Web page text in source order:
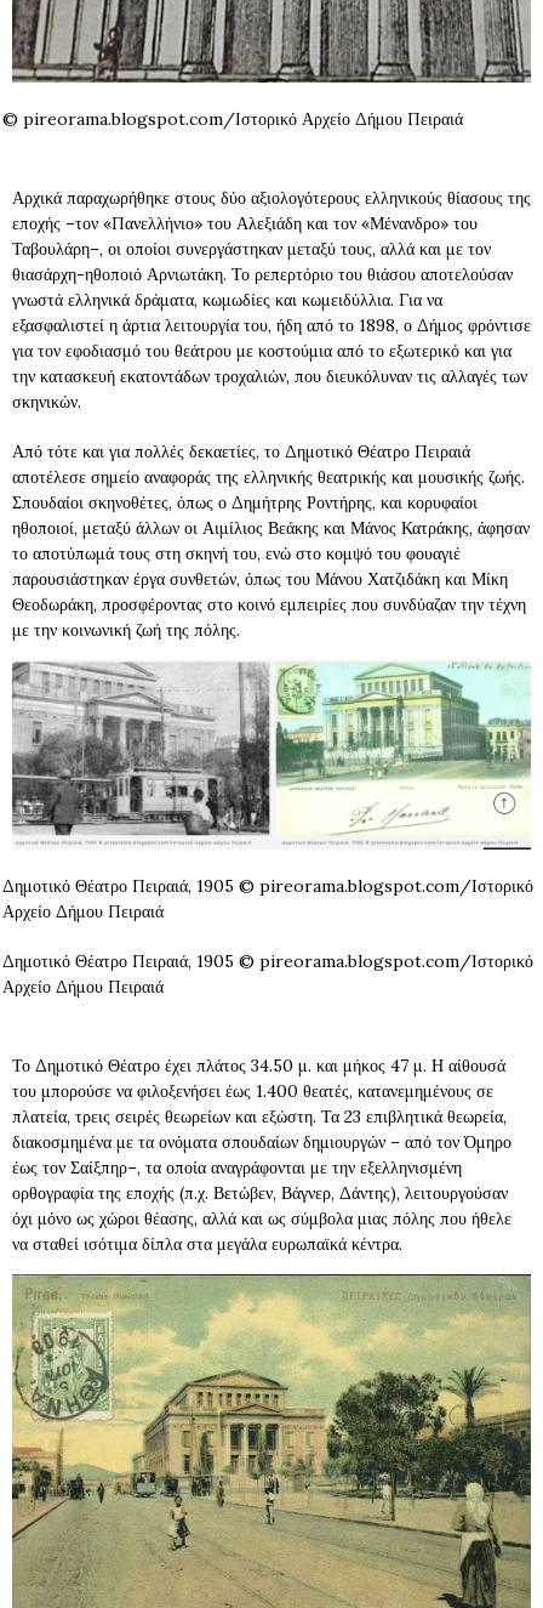
© pireorama.blogspot.com/Ιστορικό Αρχείο Δήμου Πειραιά
Αρχικά παραχωρήθηκε στους δύο αξιολογότερους ελληνικούς θίασους της
εποχής –τον «Πανελλήνιο» του Αλεξιάδη και τον «Μένανδρο» του
Ταβουλάρη–, οι οποίοι συνεργάστηκαν μεταξύ τους, αλλά και με τον
θιασάρχη-ηθοποιό Αρνιωτάκη. Το ρεπερτόριο του θιάσου αποτελούσαν
γνωστά ελληνικά δράματα, κωμωδίες και κωμειδύλλια. Για να
εξασφαλιστεί η άρτια λειτουργία του, ήδη από το 1898, ο Δήμος φρόντισε
για τον εφοδιασμό του θεάτρου με κοστούμια από το εξωτερικό και για
την κατασκευή εκατοντάδων τροχαλιών, που διευκόλυναν τις αλλαγές των
σκηνικών.
Από τότε και για πολλές δεκαετίες, το Δημοτικό Θέατρο Πειραιά
αποτέλεσε σημείο αναφοράς της ελληνικής θεατρικής και μουσικής ζωής.
Σπουδαίοι σκηνοθέτες, όπως ο Δημήτρης Ροντήρης, και κορυφαίοι
ηθοποιοί, μεταξύ άλλων οι Αιμίλιος Βεάκης και Μάνος Κατράκης, άφησαν
το αποτύπωμά τους στη σκηνή του, ενώ στο κομψό του φουαγιέ
παρουσιάστηκαν έργα συνθετών, όπως του Μάνου Χατζιδάκη και Μίκη
Θεοδωράκη, προσφέροντας στο κοινό εμπειρίες που συνδύαζαν την τέχνη
με την κοινωνική ζωή της πόλης.
Δημοτικό Θέατρο Πειραιά, 1905 © pireorama.blogspot.com/Ιστορικό
Αρχείο Δήμου Πειραιά
Δημοτικό Θέατρο Πειραιά, 1905 © pireorama.blogspot.com/Ιστορικό
Αρχείο Δήμου Πειραιά
Το Δημοτικό Θέατρο έχει πλάτος 34.50 μ. και μήκος 47 μ. Η αίθουσά
του μπορούσε να φιλοξενήσει έως 1.400 θεατές, κατανεμημένους σε
πλατεία, τρεις σειρές θεωρείων και εξώστη. Τα 23 επιβλητικά θεωρεία,
διακοσμημένα με τα ονόματα σπουδαίων δημιουργών – από τον Όμηρο
έως τον Σαίξπηρ–, τα οποία αναγράφονται με την εξελληνισμένη
ορθογραφία της εποχής (π.χ. Βετώβεν, Βάγνερ, Δάντης), λειτουργούσαν
όχι μόνο ως χώροι θέασης, αλλά και ως σύμβολα μιας πόλης που ήθελε
να σταθεί ισότιμα δίπλα στα μεγάλα ευρωπαϊκά κέντρα.